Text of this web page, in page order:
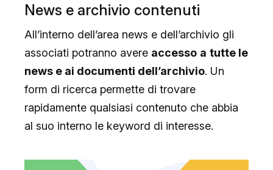
News e archivio contenuti
All’interno dell’area news e dell’archivio gli
associati potranno avere accesso a tutte le
news e ai documenti dell’archivio. Un
form di ricerca permette di trovare
rapidamente qualsiasi contenuto che abbia
al suo interno le keyword di interesse.